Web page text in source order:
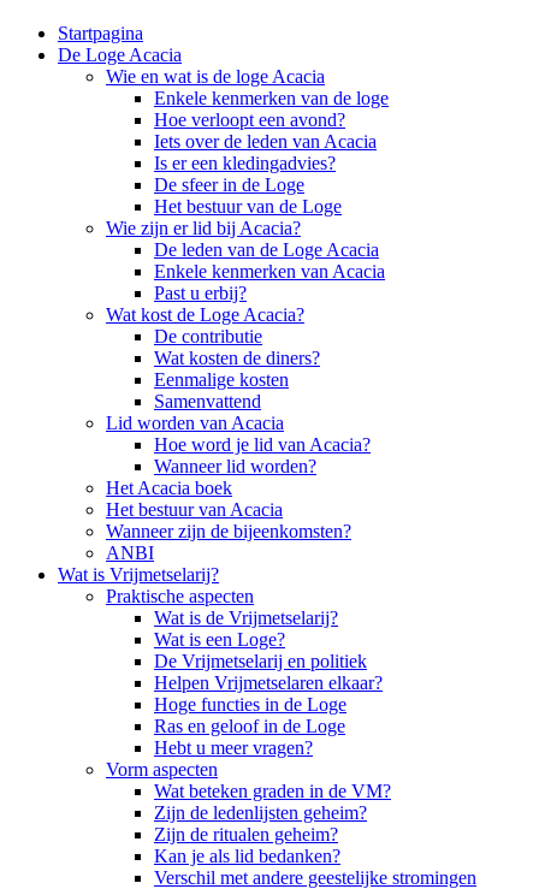
Startpagina
De Loge Acacia
Wie en wat is de loge Acacia
Enkele kenmerken van de loge
Hoe verloopt een avond?
Iets over de leden van Acacia
Is er een kledingadvies?
De sfeer in de Loge
Het bestuur van de Loge
Wie zijn er lid bij Acacia?
De leden van de Loge Acacia
Enkele kenmerken van Acacia
Past u erbij?
Wat kost de Loge Acacia?
De contributie
Wat kosten de diners?
Eenmalige kosten
Samenvattend
Lid worden van Acacia
Hoe word je lid van Acacia?
Wanneer lid worden?
Het Acacia boek
Het bestuur van Acacia
Wanneer zijn de bijeenkomsten?
ANBI
Wat is Vrijmetselarij?
Praktische aspecten
Wat is de Vrijmetselarij?
Wat is een Loge?
De Vrijmetselarij en politiek
Helpen Vrijmetselaren elkaar?
Hoge functies in de Loge
Ras en geloof in de Loge
Hebt u meer vragen?
Vorm aspecten
Wat beteken graden in de VM?
Zijn de ledenlijsten geheim?
Zijn de ritualen geheim?
Kan je als lid bedanken?
Verschil met andere geestelijke stromingen